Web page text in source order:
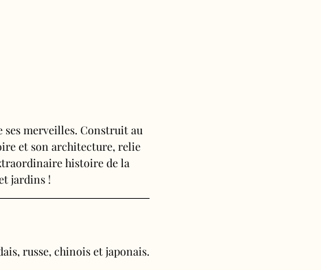
ses merveilles. Construit au
et son architecture, relie
histoire de la
jardins !
russe, chinois et japonais.